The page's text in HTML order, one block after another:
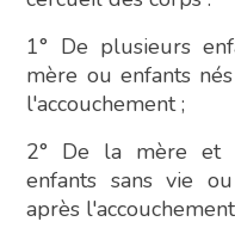
1° De plusieurs
mère ou enfants
l'accouchement ;
2° De la mère et
enfants sans vie
après